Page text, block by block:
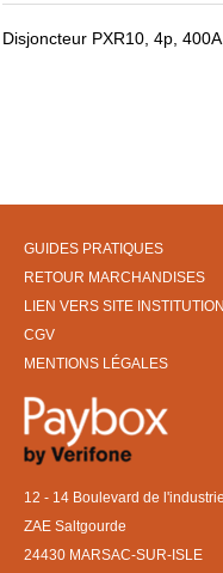
Disjoncteur PXR10, 4p,
GUIDES PRATIQUES
RETOUR MARCHANDISES
LIEN VERS SITE
CGV
MENTIONS LÉGALES
12 - 14 Boulevard de l'industrie
ZAE Saltgourde
24430 MARSAC-SUR-ISLE